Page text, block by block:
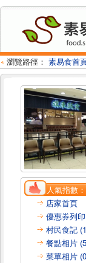
瀏覽路徑： 素易食首
人氣指數：
店家首頁
優惠券列印
村民食記
餐點相片
菜單相片